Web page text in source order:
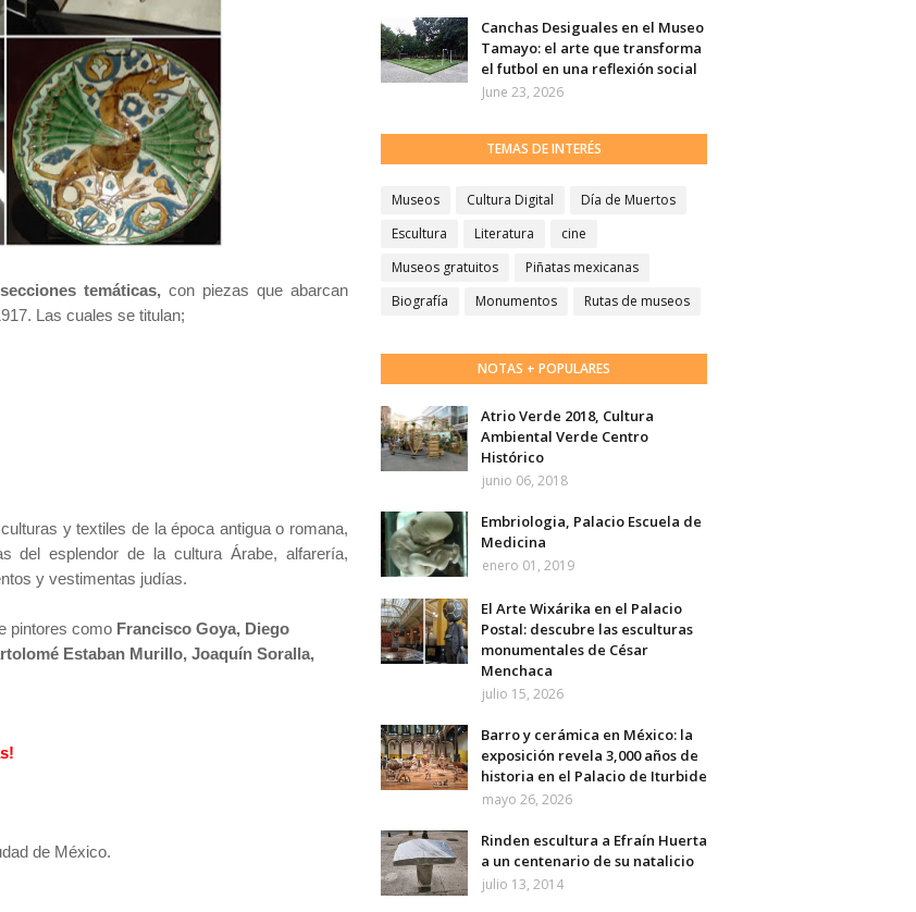
temáticas,con piezas que abarcan
Las cuales se titulan;
y textiles de la época antigua o romana,
del esplendor de la cultura Árabe, alfarería,
y vestimentas judías.
pintores como Francisco Goya, Diego
Estaban Murillo, Joaquín Soralla,
de México.
Canchas Desiguales en el Museo
Tamayo: el arte que transforma
el futbol en una reflexión social
June 23, 2026
TEMAS DE INTERÉS
Museos Cultura Digital
Día de Muertos
Escultura
Literatura
cine
Museos gratuitos
Piñatas mexicanas
Biografía
Monumentos Rutas de museos
NOTAS + POPULARES
Atrio Verde 2018, Cultura
Ambiental Verde Centro
Histórico
junio 06, 2018
Embriologia, Palacio Escuela de
Medicina
enero 01, 2019
El Arte Wixárika en el Palacio
Postal: descubre las esculturas
monumentales de César
Menchaca
julio 15, 2026
Barro y cerámica en México: la
exposición revela 3,000 años de
historia en el Palacio de Iturbide
mayo 26, 2026
Rinden escultura a Efraín Huerta
a un centenario de su natalicio
julio 13, 2014